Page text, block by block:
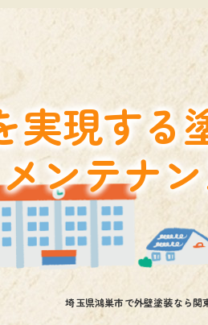
事
外構工事
エアコン工事・清掃
増改築工事
その他
実現する
メンテナ
埼玉県鴻巣市で外壁塗装なら関